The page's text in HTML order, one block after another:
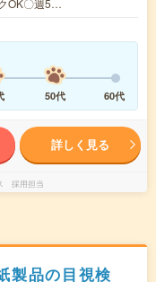
50代 60代
詳しく見る
採用担当
製品の目視検